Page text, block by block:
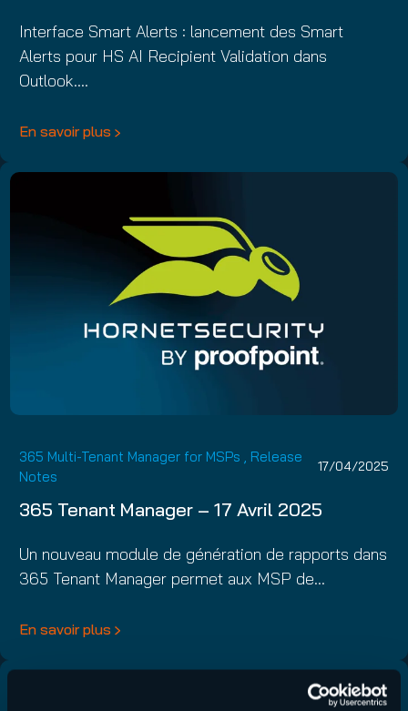
Interface Smart Alerts : lancement des Smart
Alerts pour HS AI Recipient Validation dans
Outlook.…
En savoir plus
365 Multi-Tenant Manager for MSPs
Release
Notes
17/04/2025
365 Tenant Manager – 17 Avril 2025
Un nouveau module de génération de rapports dans
365 Tenant Manager permet aux MSP de…
En savoir plus